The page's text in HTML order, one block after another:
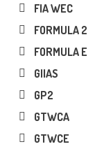
FIA WEC
FORMULA 2
FORMULA E
GIIAS
GP2
GTWCA
GTWCE